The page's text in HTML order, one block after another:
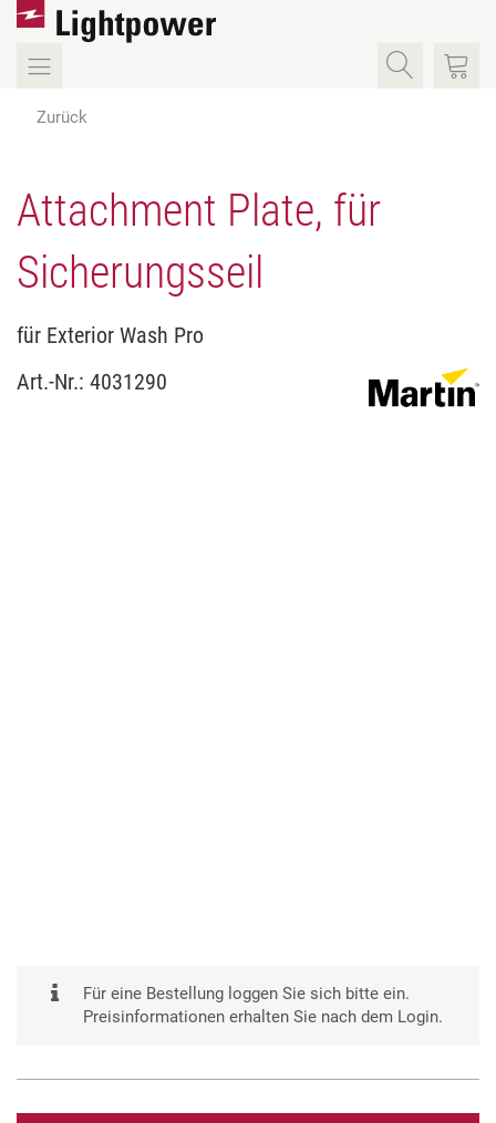
Zurück
Attachment Plate, für
Sicherungsseil
für Exterior Wash Pro
Art.-Nr.: 4031290
Für eine Bestellung loggen Sie sich bitte ein.
Preisinformationen erhalten Sie nach dem Login.